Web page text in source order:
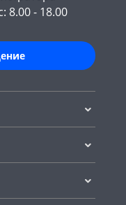
8.00 - 18.00